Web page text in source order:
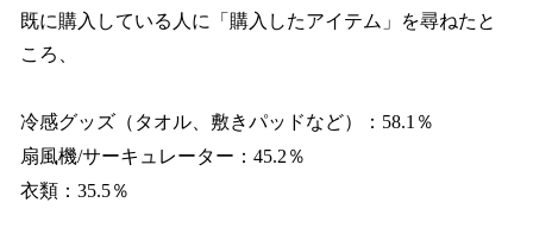
既に購入している人に「購入したアイテム」を尋ねたと
ころ、
冷感グッズ（タオル、敷きパッドなど）：58.1％
扇風機/サーキュレーター：45.2％
衣類：35.5％